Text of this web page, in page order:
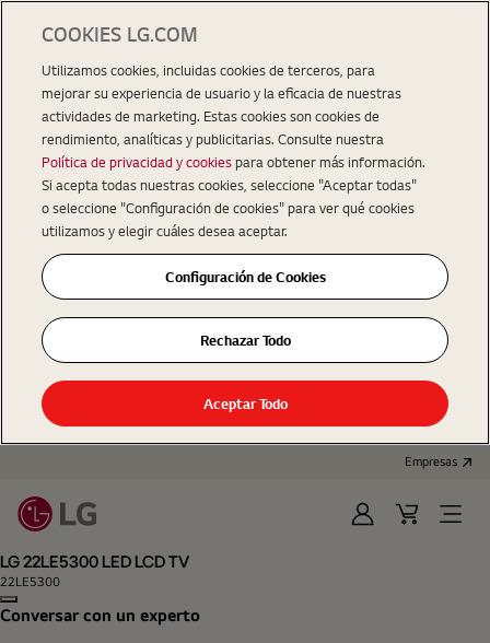
Empresas
IniciarCart
Open
LG 22LE5300 LED LCD TV
22LE5300
Copy model name
Conversar con un experto
COOKIES LG.COM
Utilizamos cookies, incluidas cookies de terceros, para
mejorar su experiencia de usuario y la eficacia de nuestras
actividades de marketing. Estas cookies son cookies de
rendimiento, analíticas y publicitarias. Consulte nuestra
Política de privacidad y cookiespara obtener más información.
Si acepta todas nuestras cookies, seleccione "Aceptar todas"
o seleccione "Configuración de cookies" para ver qué cookies
utilizamos y elegir cuáles desea aceptar.
Configuración de Cookies
Rechazar Todo
Aceptar Todo